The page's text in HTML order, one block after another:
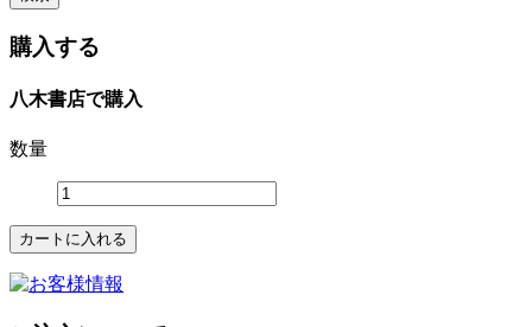
購入する
八木書店で購入
数量